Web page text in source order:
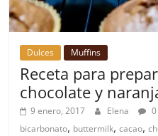
Dulces Muffins
Receta para
chocolate y
9 enero, 2017 Elena
bicarbonato, buttermilk,cacao,